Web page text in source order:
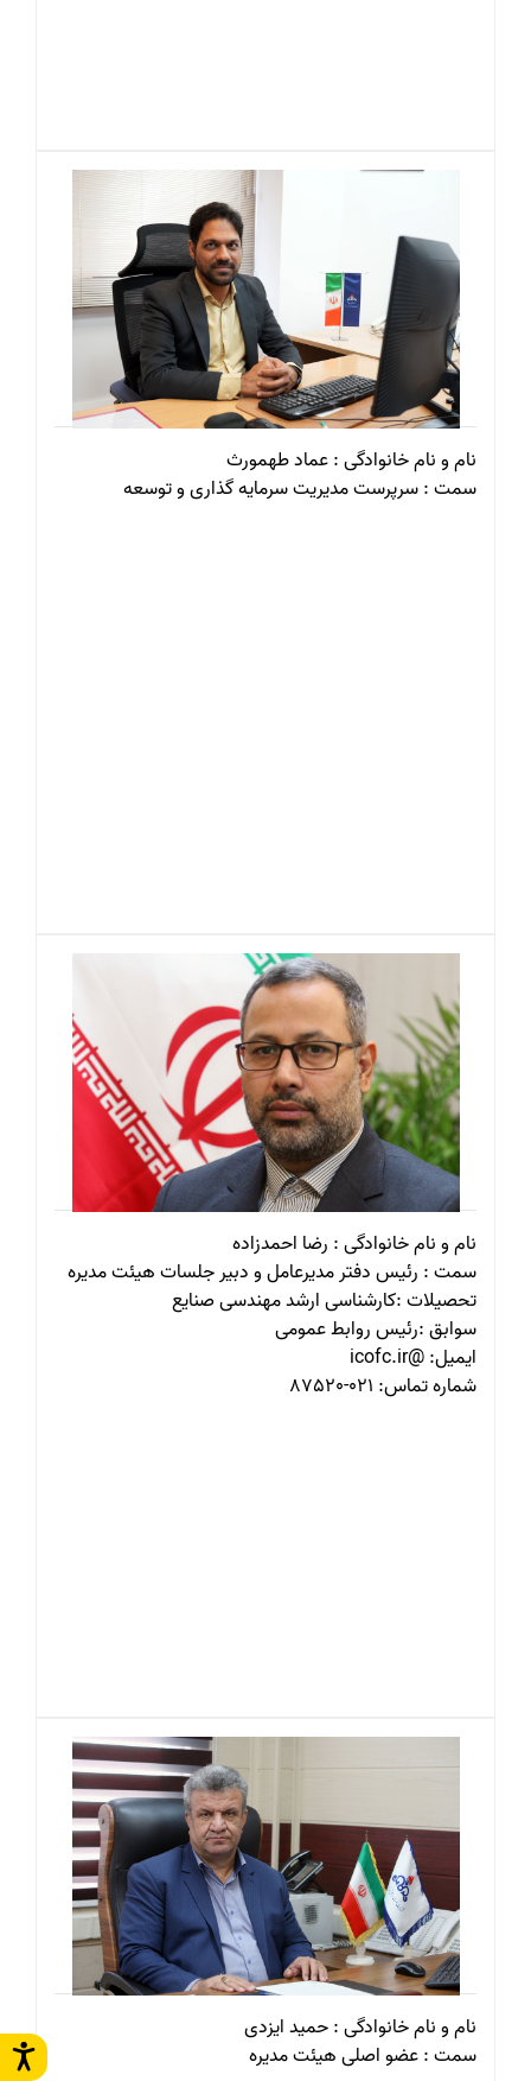
نام و نام خانوادگی : عماد طهمورث
سمت : سرپرست مدیریت سرمایه گذاری و توسعه
نام و نام خانوادگی : رضا احمدزاده
سمت : رئیس دفتر مدیرعامل و دبیر جلسات هیئت مدیره
تحصیلات :کارشناسی ارشد مهندسی صنایع
سوابق :رئیس روابط عمومی
ایمیل: @icofc.ir
شماره تماس: 021-87520
نام و نام خانوادگی : حمید ایزدی
سمت : عضو اصلی هیئت مدیره